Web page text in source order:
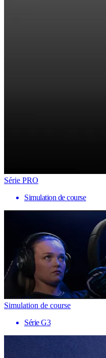
Série PRO
Simulation de course
Simulation de course
Série G3